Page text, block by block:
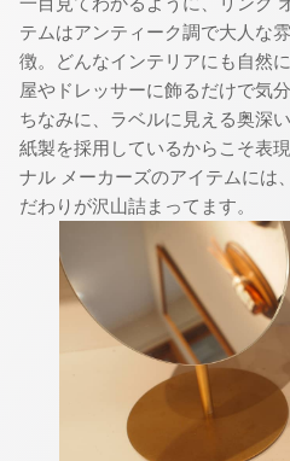
テムはアンティーク調で大人な
徴。どんなインテリアにも自然
屋やドレッサーに飾るだけで気
ちなみに、ラベルに見える奥深
紙製を採用しているからこそ表
ナル メーカーズのアイテムには
だわりが沢山詰まってます。